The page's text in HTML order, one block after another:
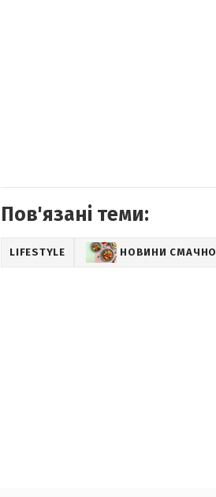
Пов'язані теми:
LIFESTYLE НОВИНИ СМАЧНО